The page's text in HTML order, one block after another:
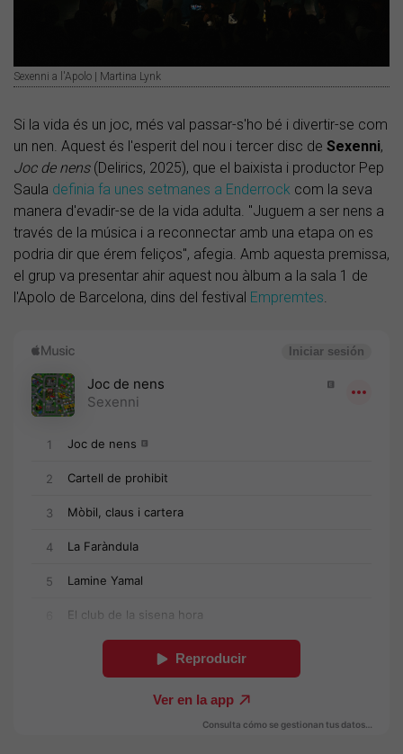
Sexenni a l'Apolo | Martina Lynk
Si la vida és un joc, més val passar-s'ho bé i divertir-se com
un nen. Aquest és l'esperit del nou i tercer disc de Sexenni,
Joc de nens (Delirics, 2025), que el baixista i productor Pep
Saula definia fa unes setmanes a Enderrock com la seva
manera d'evadir-se de la vida adulta. "Juguem a ser nens a
través de la música i a reconnectar amb una etapa on es
podria dir que érem feliços", afegia. Amb aquesta premissa,
el grup va presentar ahir aquest nou àlbum a la sala 1 de
l'Apolo de Barcelona, dins del festival Empremtes.